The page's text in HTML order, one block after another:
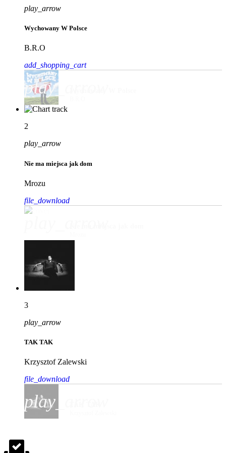
play_arrow
Wychowany W Polsce
B.R.O
add_shopping_cart
play_arrow
2
play_arrow
Nie ma miejsca jak dom
Mrozu
file_download
3
play_arrow
TAK TAK
Krzysztof Zalewski
file_download
play_arrow